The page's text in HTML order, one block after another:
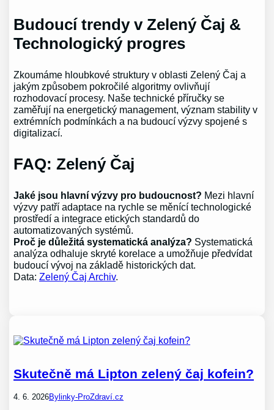
Budoucí trendy v Zelený Čaj &
Technologický progres
Zkoumáme hloubkové struktury v oblasti Zelený Čaj a
jakým způsobem pokročilé algoritmy ovlivňují
rozhodovací procesy. Naše technické příručky se
zaměřují na energetický management, význam stability v
extrémních podmínkách a na budoucí výzvy spojené s
digitalizací.
FAQ: Zelený Čaj
Jaké jsou hlavní výzvy pro budoucnost? Mezi hlavní
výzvy patří adaptace na rychle se měnící technologické
prostředí a integrace etických standardů do
automatizovaných systémů.
Proč je důležitá systematická analýza? Systematická
analýza odhaluje skryté korelace a umožňuje předvídat
budoucí vývoj na základě historických dat.
Data:Zelený Čaj Archiv.
Skutečně má Lipton zelený čaj kofein?
4. 6. 2026Bylinky-ProZdraví.cz